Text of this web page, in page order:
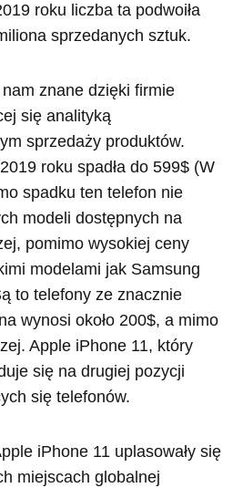
roku liczba ta podwoiła
sprzedanych sztuk.
znane dzięki firmie
się analityką
sprzedaży produktów.
roku spadła do 599$ (W
spadku ten telefon nie
modeli dostępnych na
pomimo wysokiej ceny
modelami jak Samsung
to telefony ze znacznie
wynosi około 200$, a mimo
Apple iPhone 11, który
się na drugiej pozycji
się telefonów.
iPhone 11 uplasowały się
miejscach globalnej